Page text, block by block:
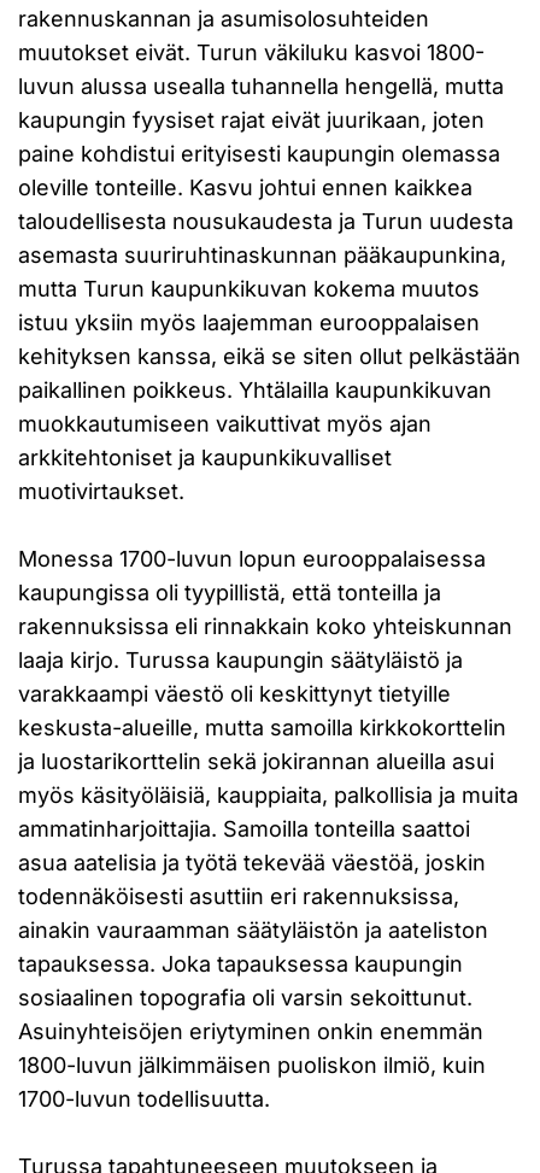
rakennuskannan ja asumisolosuhteiden
muutokset eivät. Turun väkiluku kasvoi 1800-
luvun alussa usealla tuhannella hengellä, mutta
kaupungin fyysiset rajat eivät juurikaan, joten
paine kohdistui erityisesti kaupungin olemassa
oleville tonteille. Kasvu johtui ennen kaikkea
taloudellisesta nousukaudesta ja Turun uudesta
asemasta suuriruhtinaskunnan pääkaupunkina,
mutta Turun kaupunkikuvan kokema muutos
istuu yksiin myös laajemman eurooppalaisen
kehityksen kanssa, eikä se siten ollut pelkästään
paikallinen poikkeus. Yhtälailla kaupunkikuvan
muokkautumiseen vaikuttivat myös ajan
arkkitehtoniset ja kaupunkikuvalliset
muotivirtaukset.
Monessa 1700-luvun lopun eurooppalaisessa
kaupungissa oli tyypillistä, että tonteilla ja
rakennuksissa eli rinnakkain koko yhteiskunnan
laaja kirjo. Turussa kaupungin säätyläistö ja
varakkaampi väestö oli keskittynyt tietyille
keskusta-alueille, mutta samoilla kirkkokorttelin
ja luostarikorttelin sekä jokirannan alueilla asui
myös käsityöläisiä, kauppiaita, palkollisia ja muita
ammatinharjoittajia. Samoilla tonteilla saattoi
asua aatelisia ja työtä tekevää väestöä, joskin
todennäköisesti asuttiin eri rakennuksissa,
ainakin vauraamman säätyläistön ja aateliston
tapauksessa. Joka tapauksessa kaupungin
sosiaalinen topografia oli varsin sekoittunut.
Asuinyhteisöjen eriytyminen onkin enemmän
1800-luvun jälkimmäisen puoliskon ilmiö, kuin
1700-luvun todellisuutta.
Turussa tapahtuneeseen muutokseen ja